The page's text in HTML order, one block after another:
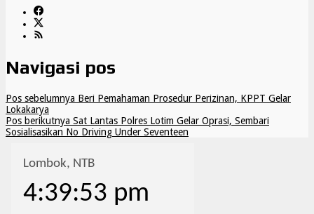
Navigasi pos
Pos sebelumnya Beri Pemahaman Prosedur Perizinan, KPPT Gelar
Lokakarya
Pos berikutnya Sat Lantas Polres Lotim Gelar Oprasi, Sembari
Sosialisasikan No Driving Under Seventeen